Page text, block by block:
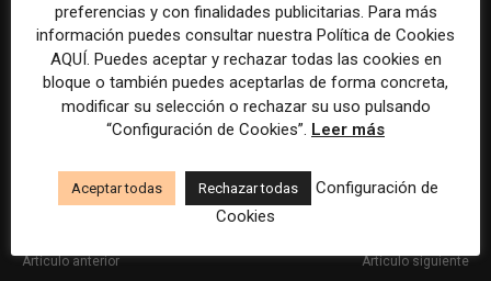
Te puede interesar: Las newsletters de pago
consolidan su crecimiento, pero la retención
sigue siendo el principal desafío
Artículo anterior Artículo siguiente
preferencias y con finalidades publicitarias. Para más
información puedes consultar nuestra Política de Cookies
AQUÍ. Puedes aceptar y rechazar todas las cookies en
bloque o también puedes aceptarlas de forma concreta,
modificar su selección o rechazar su uso pulsando
“Configuración de Cookies”. Leer más
Aceptar todas Rechazar todas
Configuración de
Cookies